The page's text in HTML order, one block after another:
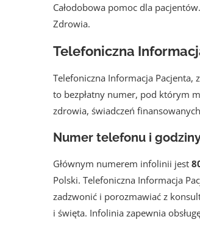
Całodobowa pomoc dla
Zdrowia.
Telefoniczna
Telefoniczna Informacja Pacjenta,
to bezpłatny numer, pod którym
zdrowia, świadczeń
Numer telefonu i
Głównym numerem infolinii jest
Polski. Telefoniczna Informacja
zadzwonić i porozmawiać z
i święta. Infolinia zapewnia